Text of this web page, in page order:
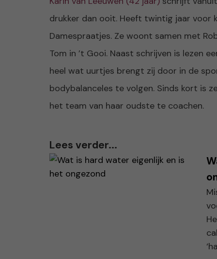
drukker dan ooit. Heeft twintig jaar
Damespraatjes. Ze woont samen met
Tom in ’t Gooi. Naast schrijven is lezen
heel wat uurtjes brengt zij door in de
bodybalanceles te volgen. Sinds kort is
het team van haar oudste te coachen.
Lees verder...